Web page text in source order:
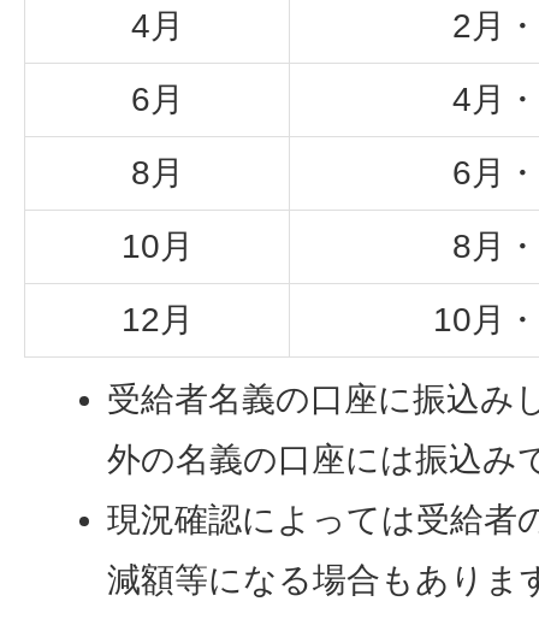
4月
2月
6月
4月
8月
6月
10月
8月
12月
10月
受給者名義の口座に振込み
外の名義の口座には振込み
現況確認によっては受給者
減額等になる場合もありま